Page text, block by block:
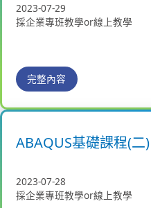
2023-07-29
採企業專班教學or線上教學
完整內容
ABAQUS基礎課程(二)
2023-07-28
採企業專班教學or線上教學